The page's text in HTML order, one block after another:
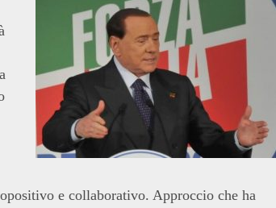
e collaborativo. Approccio che ha